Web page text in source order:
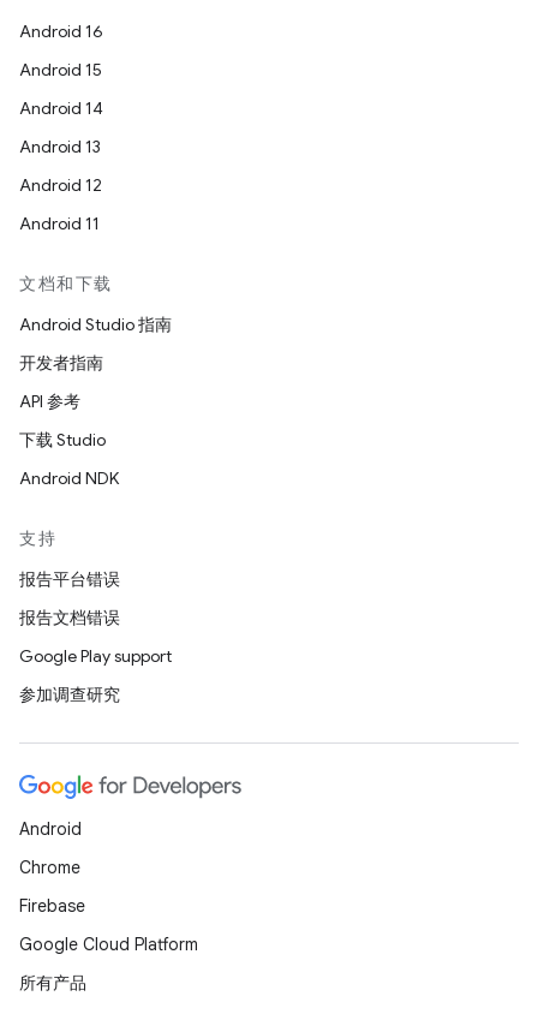
Android 16
Android 15
Android 14
Android 13
Android 12
Android 11
文档和下载
Android Studio 指南
开发者指南
API 参考
下载 Studio
Android NDK
支持
报告平台错误
报告文档错误
Google Play support
参加调查研究
Android
Chrome
Firebase
Google Cloud Platform
所有产品